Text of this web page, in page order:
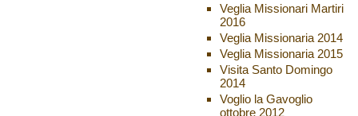
Veglia Missionari Martiri
2016
Veglia Missionaria 2014
Veglia Missionaria 2015
Visita Santo Domingo
2014
Voglio la Gavoglio
ottobre 2012